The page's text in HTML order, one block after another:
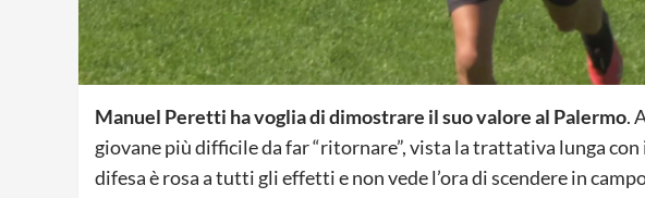
Manuel Peretti ha voglia di dimostrare il suo valore al Palermo.
giovane più difficile da far “ritornare”, vista la trattativa lunga con
difesa è rosa a tutti gli effetti e non vede l’ora di scendere in